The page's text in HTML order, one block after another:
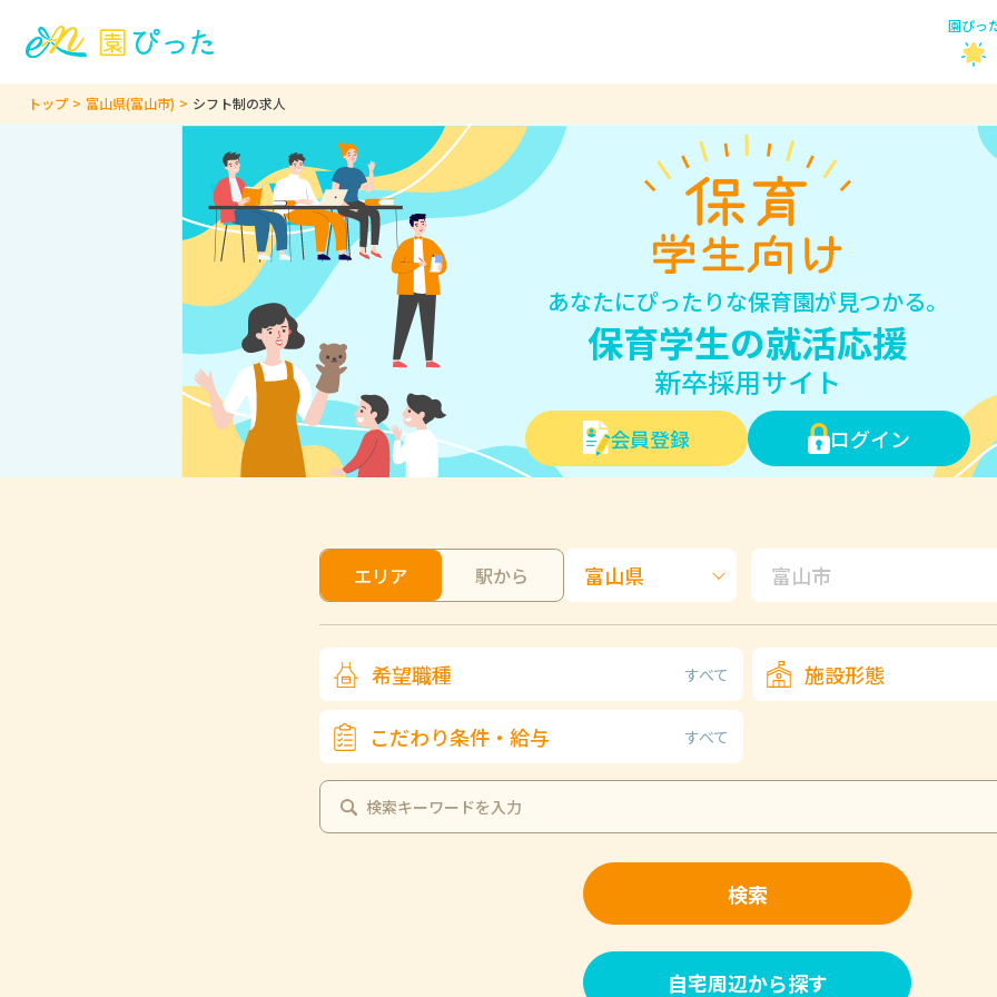
園ぴっ
トップ 富山県(富山市) シフト制の求人
あなたにぴったりな保育園が見つかる。
保育学生の就活応援
新卒採用サイト
会員登録 ログイン
エリア 駅から
希望職種 すべて 施設形態
こだわり条件・給与 すべて
検索
自宅周辺から探す